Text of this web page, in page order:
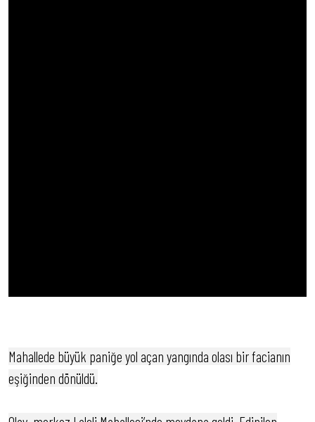
Mahallede büyük paniğe yol açan yangında olası bir facianın
eşiğinden dönüldü.